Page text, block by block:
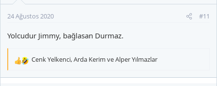
24 Ağustos 2020 #11
Yolcudur Jimmy, bağlasan Durmaz.
T
Cenk Yelkenci,Arda Kerim veAlper Yılmazlar